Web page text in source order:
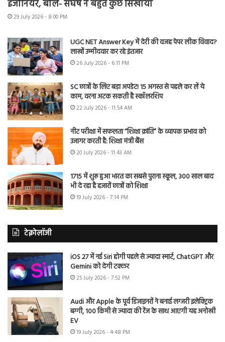
इंजीनियर, बोले- संघर्ष ने बहुत कुछ सिखाया
29 July 2026 - 8:00 PM
UGC NET Answer Key में देरी की वजह पेपर लीक विवाद?
लाखों उम्मीदवार कर रहे इंतजार
26 July 2026 - 6:11 PM
SC छात्रों के लिए बड़ा अपडेट! 15 अगस्त से पहले कर लें ये
काम, वरना अटक सकती है स्कॉलरशिप
22 July 2026 - 11:54 AM
नीट परीक्षा में सफलता “शिक्षा क्रांति” के व्यापक प्रभाव को
उजागर करती है: शिक्षा मंत्री बैंस
20 July 2026 - 11:43 AM
1715 में शुरू हुआ भारत का सबसे पुराना स्कूल, 300 साल बाद
भी दे रहा है हजारों छात्रों को शिक्षा
19 July 2026 - 7:14 PM
टेक्नोलॉजी
iOS 27 में नई Siri होगी पहले से ज्यादा स्मार्ट, ChatGPT और
Gemini को देगी टक्कर
25 July 2026 - 7:52 PM
Audi और Apple के पूर्व डिजाइनरों ने बनाई लग्जरी इलेक्ट्रिक
बग्गी, 100 किमी से ज्यादा की रेंज के साथ आएगी यह अनोखी
EV
19 July 2026 - 4:48 PM